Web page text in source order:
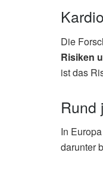
Die
Risiken
ist das
Rund
In
darunter